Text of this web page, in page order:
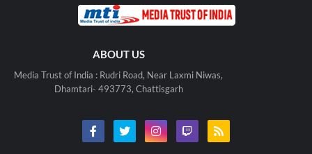
ABOUT US
Media Trust of India : Rudri Road, Near Laxmi Niwas,
Dhamtari- 493773, Chattisgarh